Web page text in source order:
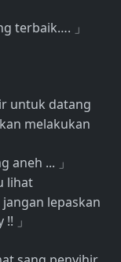
terbaik…. 」
untuk datang
melakukan
aneh ...
」
lihat
lepaskan
!!
」